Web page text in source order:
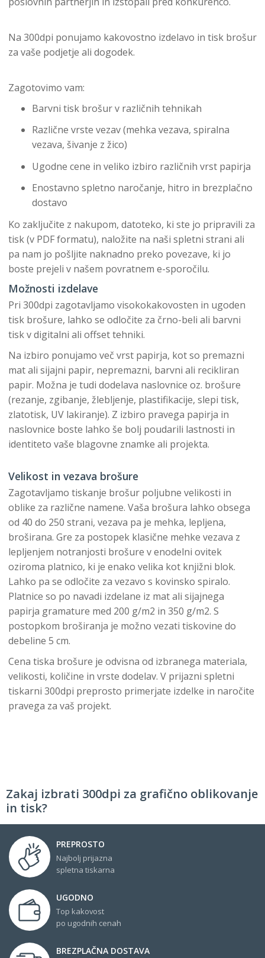
Na 300dpi ponujamo kakovostno izdelavo in tisk brošur
za vaše podjetje ali dogodek.
Zagotovimo vam:
Barvni tisk brošur v različnih tehnikah
Različne vrste vezav (mehka vezava, spiralna
vezava, šivanje z žico)
Ugodne cene in veliko izbiro različnih vrst papirja
Enostavno spletno naročanje, hitro in brezplačno
dostavo
Ko zaključite z nakupom, datoteko, ki ste jo pripravili za
tisk (v PDF formatu), naložite na naši spletni strani ali
pa nam jo pošljite naknadno preko povezave, ki jo
boste prejeli v našem povratnem e-sporočilu.
Možnosti izdelave
Pri 300dpi zagotavljamo visokokakovosten in ugoden
tisk brošure, lahko se odločite za črno-beli ali barvni
tisk v digitalni ali offset tehniki.
Na izbiro ponujamo več vrst papirja, kot so premazni
mat ali sijajni papir, nepremazni, barvni ali recikliran
papir. Možna je tudi dodelava naslovnice oz. brošure
(rezanje, zgibanje, žlebljenje, plastifikacije, slepi tisk,
zlatotisk, UV lakiranje). Z izbiro pravega papirja in
naslovnice boste lahko še bolj poudarili lastnosti in
identiteto vaše blagovne znamke ali projekta.
Velikost in vezava brošure
Zagotavljamo tiskanje brošur poljubne velikosti in
oblike za različne namene. Vaša brošura lahko obsega
od 40 do 250 strani, vezava pa je mehka, lepljena,
broširana. Gre za postopek klasične mehke vezava z
lepljenjem notranjosti brošure v enodelni ovitek
oziroma platnico, ki je enako velika kot knjižni blok.
Lahko pa se odločite za vezavo s kovinsko spiralo.
Platnice so po navadi izdelane iz mat ali sijajnega
papirja gramature med 200 g/m2 in 350 g/m2. S
postopkom broširanja je možno vezati tiskovine do
debeline 5 cm.
Cena tiska brošure je odvisna od izbranega materiala,
velikosti, količine in vrste dodelav. V prijazni spletni
tiskarni 300dpi preprosto primerjate izdelke in naročite
pravega za vaš projekt.
Zakaj izbrati 300dpi za grafično oblikovanje
in tisk?
PREPROSTO
Najbolj prijazna
spletna tiskarna
UGODNO
Top kakovost
po ugodnih cenah
BREZPLAČNA DOSTAVA